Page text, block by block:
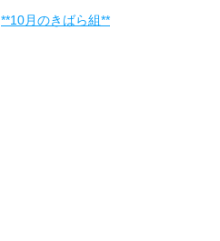
**10月のきばら組**